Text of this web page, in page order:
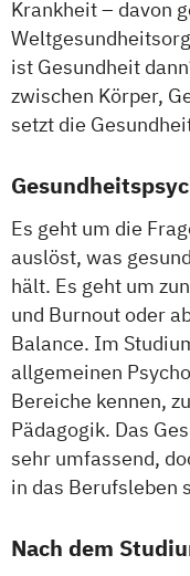
Krankheit – davon
ist Gesundheit
zwischen Körper,
setzt die
Es geht um die
auslöst, was
hält. Es geht um
und Burnout oder
Balance. Im
allgemeinen
Bereiche kennen,
Pädagogik. Das
sehr umfassend,
in das Berufsleben
Nach dem